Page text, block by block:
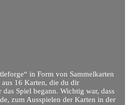
in Form von Sammelkarten
aus 16 Karten, die du dir
Spiel begann. Wichtig war, dass
zum Ausspielen der Karten in der